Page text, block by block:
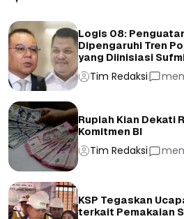
Logis 08:
Dipengaruhi Tren
yang Diinisiasi
Tim Redaksi
Rupiah Kian Dekati
Komitmen BI
Tim Redaksi
KSP Tegaskan
terkait Pemakaian